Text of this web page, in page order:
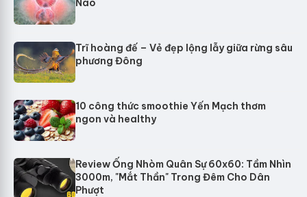
Nào
Trĩ hoàng đế – Vẻ đẹp lộng lẫy giữa rừng sâu
phương Đông
10 công thức smoothie Yến Mạch thơm
ngon và healthy
Review Ống Nhòm Quân Sự 60x60: Tầm Nhìn
3000m, "Mắt Thần" Trong Đêm Cho Dân
Phượt